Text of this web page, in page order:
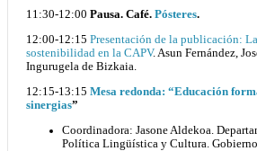
11:30-12:00 Pausa. Café. Pósteres.
12:00-12:15 Presentación de la publicación:
sostenibilidad en la CAPV. Asun Fernández,
Ingurugela de Bizkaia.
12:15-13:15 Mesa redonda: “Educación
sinergias”
Coordinadora: Jasone Aldekoa.
Política Lingüística y Cultura.